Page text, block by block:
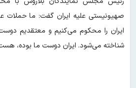
صهیونیستی علیه ایران گفت: ما حملات
ایران را محکوم می‌کنیم و معتقدیم
شناخته می‌شود. ایران دوست ما بوده،